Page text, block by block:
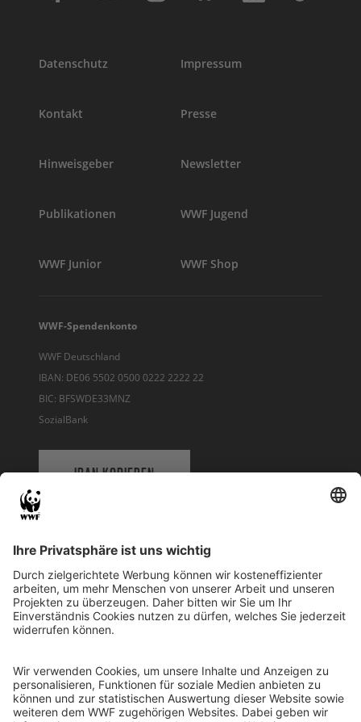
Datenschutz Impressum
Kontakt Presse
Hinweisgeber Newsletter
Publikationen WWF Jugend
WWF Junior WWF Shop
WWF-Spendenkonto
WWF Deutschland
IBAN: DE06 5502 0500 0222 2222 22
BIC: BFSWDE33MNZ
SozialBank
IBAN KOPIEREN
WWF Deutschland
Reinhardtstr. 18
10117 Berlin
Ihre Spende kann steuerlich geltend gemacht werden
Registriert als Stiftung WWF Deutschland, Senatsverwaltung für